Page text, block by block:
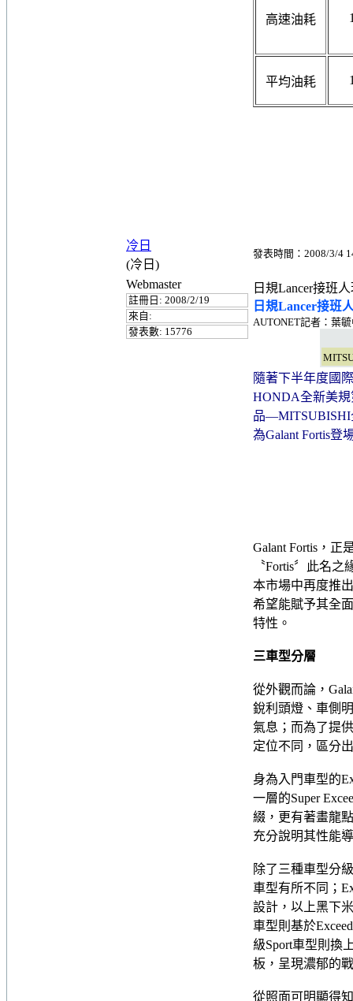
高速油耗
平均油耗
冷日
(冷日)
發表時間：2008/3/4
Webmaster
註冊日: 2008/2/19
來自:
發表數: 15776
日規Lancer接班
日規Lancer接班
AUTONET記者：葉
隨著下半年度國
HONDA全新美規
品—MITSUBISHI
為Galant Fortis登
Galant Fortis，正
〝Fortis〞此名
本市場中再度推
希望能賦予其全
特性。
三車型分層
從外觀而論，
銳利頭燈、車側
氣息；而為了提
定位不同，區分
身為入門車型的
一層的Super
綴，更有著畫龍
充分說明其性能
除了三種車型分
車型有所不同；
設計，以上黑下
車型則基於
級Sport車型則換
板，呈現濃郁的
從照面可明顯得